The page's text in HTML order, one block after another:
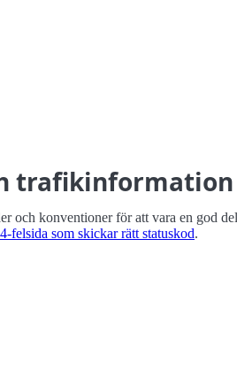
och konventioner för att vara en god
felsida som skickar rätt statuskod.